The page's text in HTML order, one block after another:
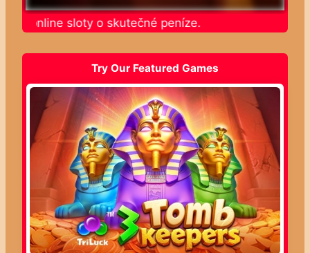
online sloty o skutečné peníze.
Try Our Featured Games